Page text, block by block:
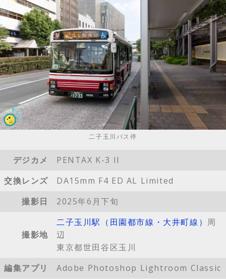
二子玉川バス停
デジカメ
PENTAX K-3 II
交換レンズ
DA15mm F4 ED AL Limited
撮影日
2025年6月下旬
撮影地
二子玉川駅（田園都市線・大井町線） 周
辺
東京都世田谷区玉川
編集アプリ
Adobe Photoshop Lightroom Classic